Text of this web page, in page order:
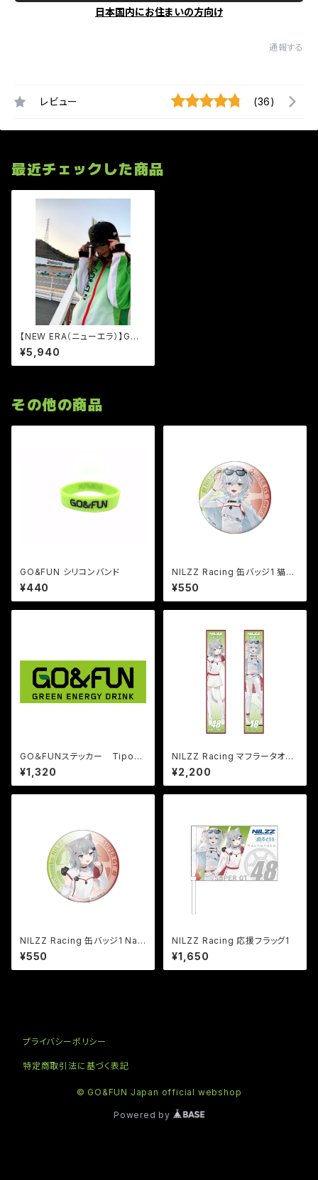
日本国内にお住まいの方向け
通報する
レビュー (36)
最近チェックした商品
【NEW ERA（ニューエラ）】GO&
FUN CAP 2023バージョン
¥5,940
その他の商品
GO&FUN シリコンバンド
¥440
NILZZ Racing 缶バッジ1 猫麦
とろろ
¥550
GO＆FUNステッカー TipoA
W299×Ｈ102㎜
¥1,320
NILZZ Racing マフラータオル1
猫麦とろろ
¥2,200
NILZZ Racing 缶バッジ1 Nac
honeko
¥550
NILZZ Racing 応援フラッグ1
¥1,650
プライバシーポリシー
特定商取引法に基づく表記
© GO&FUN Japan official webshop
Powered by